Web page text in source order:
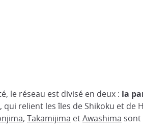
le réseau est divisé en deux : la
, qui relient les îles de Shikoku et de
, Takamijima etAwashima sont